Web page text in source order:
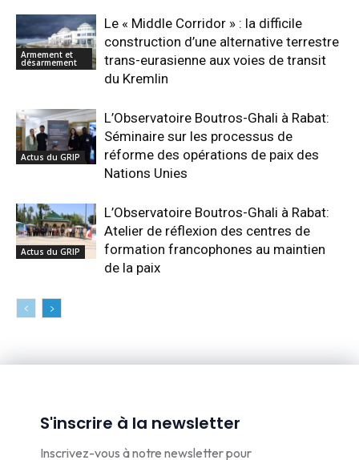
Armement et
désarmement
Le « Middle Corridor » : la difficile
construction d’une alternative terrestre
trans-eurasienne aux voies de transit
du Kremlin
Actus du GRIP
L’Observatoire Boutros-Ghali à Rabat:
Séminaire sur les processus de
réforme des opérations de paix des
Nations Unies
Actus du GRIP
L’Observatoire Boutros-Ghali à Rabat:
Atelier de réflexion des centres de
formation francophones au maintien
de la paix
S'inscrire à la newsletter
Inscrivez-vous à notre newsletter pour